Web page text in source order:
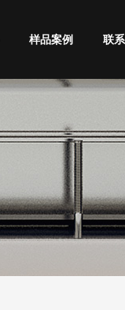
样品案例 联